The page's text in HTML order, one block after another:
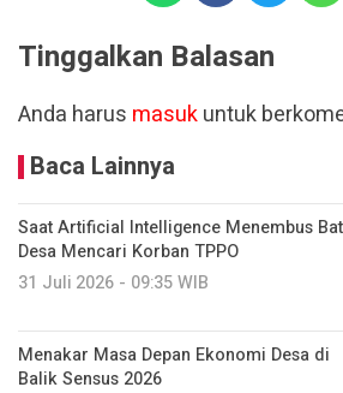
Tinggalkan Balasan
Anda harus masukuntuk
Baca Lainnya
Saat Artificial Intelligence Menembus
Desa Mencari Korban TPPO
31 Juli 2026 - 09:35 WIB
Menakar Masa Depan Ekonomi Desa di
Balik Sensus 2026